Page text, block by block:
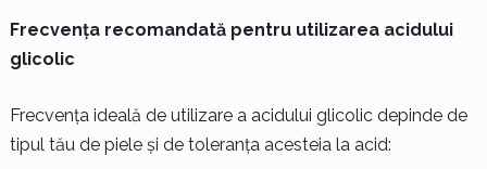
Frecvența recomandată pentru utilizarea acidului
glicolic
Frecvența ideală de utilizare a acidului glicolic depinde de
tipul tău de piele și de toleranța acesteia la acid: